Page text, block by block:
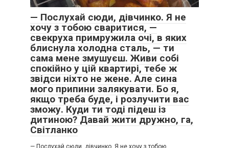
— Послухай сюди, дівчинко. Я не
хочу з тобою сваритися, —
свекруха примружила очі, в яких
блиснула холодна сталь, — ти
сама мене змушуєш. Живи собі
спокійно у цій квартирі, тебе ж
звідси ніхто не жене. Але сина
мого припини залякувати. Бо я,
якщо треба буде, і розлучити вас
зможу. Куди ти тоді підеш із
дитиною? Давай жити дружно, га,
Світланко